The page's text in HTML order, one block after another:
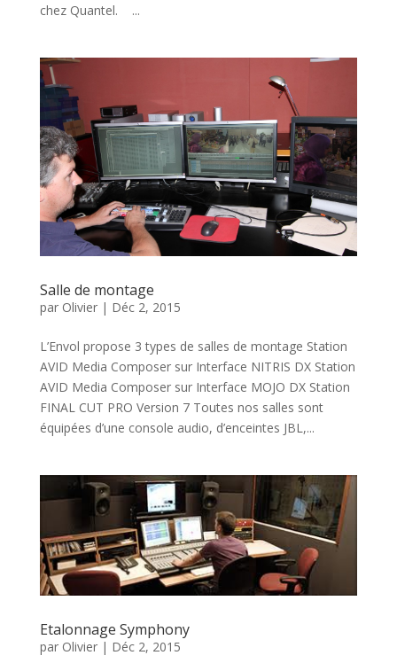
chez Quantel. ...
Salle de montage
par Olivier| Déc 2, 2015
L’Envol propose 3 types de salles de montage Station
AVID Media Composer sur Interface NITRIS DX Station
AVID Media Composer sur Interface MOJO DX Station
FINAL CUT PRO Version 7 Toutes nos salles sont
équipées d’une console audio, d’enceintes JBL,...
Etalonnage Symphony
par Olivier| Déc 2, 2015